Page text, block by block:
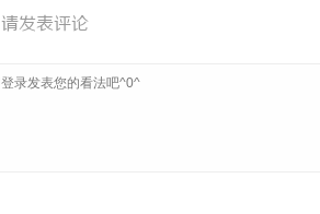
请发表评论